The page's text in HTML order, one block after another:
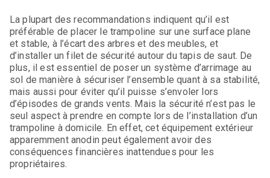
La plupart des recommandations indiquent qu’il est
préférable de placer le trampoline sur une surface plane
et stable, à l’écart des arbres et des meubles, et
d’installer un filet de sécurité autour du tapis de saut. De
plus, il est essentiel de poser un système d’arrimage au
sol de manière à sécuriser l’ensemble quant à sa stabilité,
mais aussi pour éviter qu’il puisse s’envoler lors
d’épisodes de grands vents. Mais la sécurité n’est pas le
seul aspect à prendre en compte lors de l’installation d’un
trampoline à domicile. En effet, cet équipement extérieur
apparemment anodin peut également avoir des
conséquences financières inattendues pour les
propriétaires.